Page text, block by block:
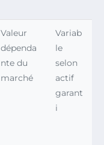
Valeur
dépenda
nte du
marché
Variab
le
selon
actif
garant
i